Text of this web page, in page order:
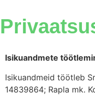
Isikuandmete
Isikuandmeid töötleb
14839864; Rapla mk.